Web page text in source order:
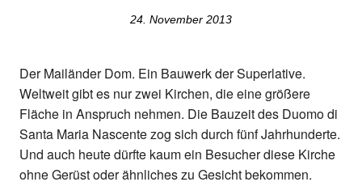
24. November 2013
Der Mailänder Dom. Ein Bauwerk der Superlative.
Weltweit gibt es nur zwei Kirchen, die eine größere
Fläche in Anspruch nehmen. Die Bauzeit des Duomo di
Santa Maria Nascente zog sich durch fünf Jahrhunderte.
Und auch heute dürfte kaum ein Besucher diese Kirche
ohne Gerüst oder ähnliches zu Gesicht bekommen.